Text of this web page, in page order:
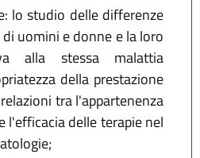
lo studio delle differenze
uomini e donne e la loro
alla stessa malattia
della prestazione
tra l'appartenenza
l'efficacia delle terapie nel